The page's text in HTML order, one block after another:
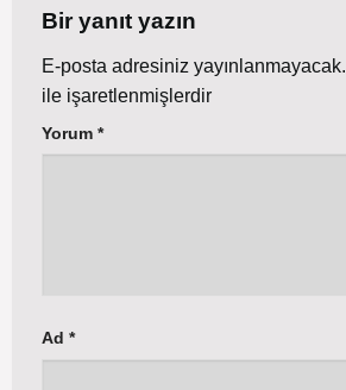
Bir yanıt yazın
E-posta adresiniz yayınlanmayacak.
ile işaretlenmişlerdir
Yorum *
Ad *